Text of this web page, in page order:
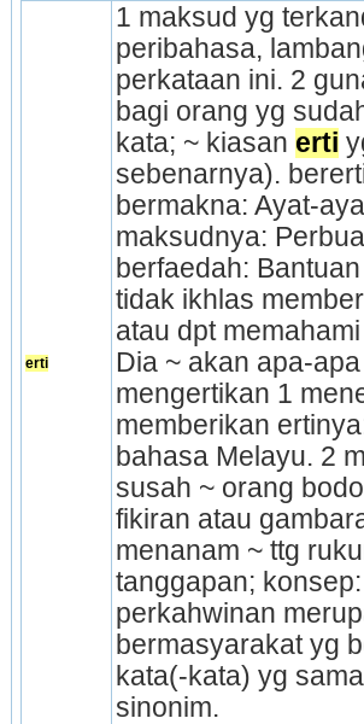
erti
1 maksud yg
peribahasa,
perkataan ini. 2
bagi orang yg
kata; ~ kiasan erti
sebenarnya).
bermakna: Ayat-
maksudnya:
berfaedah:
tidak ikhlas
atau dpt memahami
Dia ~ akan apa-
mengertikan 1
memberikan
bahasa Melayu. 2
susah ~ orang
fikiran atau
menanam ~ ttg
tanggapan;
perkahwinan
bermasyarakat yg
kata(-kata) yg
sinonim.